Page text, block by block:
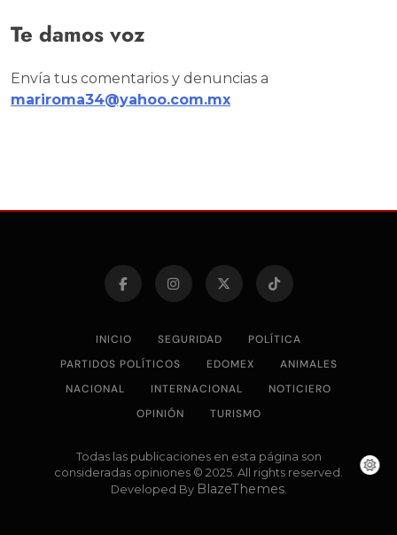
Te damos voz
Envía tus comentarios y denuncias a
mariroma34@yahoo.com.mx
INICIO SEGURIDAD
POLÍTICA
PARTIDOS POLÍTICOS
EDOMEX
ANIMALES
NACIONAL
INTERNACIONAL
NOTICIERO
OPINIÓN
TURISMO
Todas las publicaciones en esta página son
consideradas opiniones © 2025. All rights reserved.
Developed By BlazeThemes.